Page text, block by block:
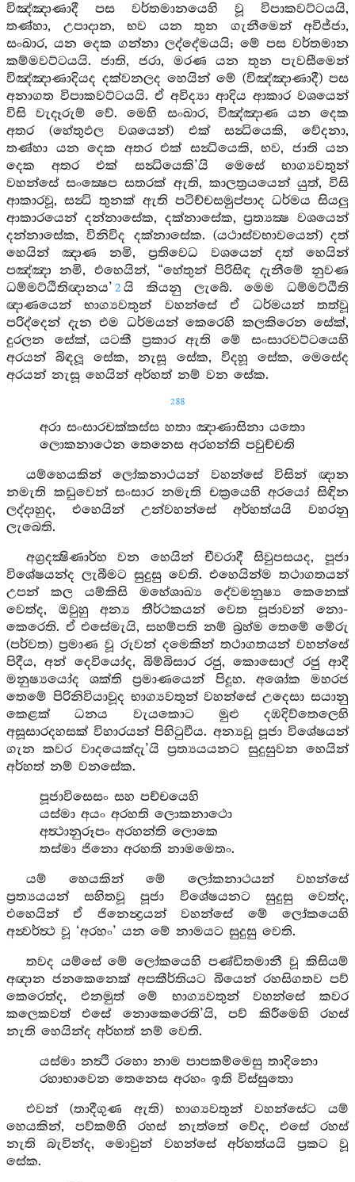
විඤ්ඤාණාදී පස වර්තමානයෙහි වූ විපාකවට්ටයයි,
තණ්හා, උපාදාන, භව යන තුන ගැනීමෙන් අවිජ්ජා,
සංඛාර, යන දෙක ගන්නා ලද්දේමයයි; මේ පස වර්තමාන
කම්මවට්ටයයි. ජාති, ජරා, මරණ යන තුන පැවසීමෙන්
විඤ්ඤාණාදියද දක්වනලද හෙයින් මේ (විඤ්ඤාණාදී) පස
අනාගත විපාකවට්ටයයි. ඒ අවිද්‍යා ආදිය ආකාර වශයෙන්
විසි වැදෑරුම් වේ. මෙහි සංඛාර, විඤ්ඤාණ යන දෙක
අතර (හේතුඵල වශයෙන්) එක් සන්‍ධියෙකි, වේදනා,
තණ්හා යන දෙක අතර එක් සන්‍ධියෙකි, භව, ජාති යන
දෙක අතර එක් සන්‍ධියෙකි’යි මෙසේ භාග්‍යවතුන්
වහන්සේ සංක්‍ෂෙප සතරක් ඇති, කාලත්‍රයයෙන් යුත්, විසි
ආකාරවූ, සන්‍ධි තුනක් ඇති පටිච්චසමුප්පාද ධර්මය සියලු
ආකාරයෙන් දන්නාසේක, දක්නාසේක, ප්‍රත්‍යක්‍ෂ වශයෙන්
දන්නාසේක, විනිවිද දක්නාසේක. (යථාස්වභාවයෙන්) දත්
හෙයින් ඤාණ නමි, ප්‍රතිවෙධ වශයෙන් දත් හෙයින්
පඤ්ඤා නමි, එහෙයින්, “හේතුන් පිරිසිඳ දැනීමේ නුවණ
ධම්මට්ඨිතිඥානය’ 2 යි කියනු ලැබේ. මෙම ධම්මට්ඨිති
ඥාණයෙන් භාග්‍යවතුන් වහන්සේ ඒ ධර්මයන් තත්වූ
පරිද්දෙන් දැන එම ධර්මයන් කෙරෙහි කලකිරෙන සේක්,
දුරලන සේක්, යටකී ප්‍රකාර ඇති මේ සංසාරවට්ටයෙහි
අරයන් බිඳලූ සේක, නැසූ සේක, විදහූ සේක, මෙසේද
අරයන් නැසූ හෙයින් අර්හත් නම් වන සේක.
288
අරා සංසාරචක්කස්ස හතා ඤාණාසිනා යතො
ලොකනාථෙන තෙනෙස අරහන්ති පවුච්චති
යම්හෙයකින් ලෝකනාථයන් වහන්සේ විසින් ඥාන
නමැති කඩුවෙන් සංසාර නමැති චක්‍රයෙහි අරයෝ සිඳින
ලද්දාහුද, එහෙයින් උන්වහන්සේ අර්හත්යයි වහරනු
ලැබෙති.
අග්‍රදක්‍ෂිණාර්හ වන හෙයින් චීවරාදී සිවුපසයද, පූජා
විශේෂයන්ද ලැබීමට සුදුසු වෙති. එහෙයින්ම තථාගතයන්
උපන් කල යම්කිසි මහේශාඛ්‍ය දේවමනුෂ්‍ය කෙනෙක්
වෙත්ද, ඔවුහු අන්‍ය තීර්ථකයන් වෙත පූජාවන් නො-
කෙරෙති. ඒ එසේමැයි, සහම්පති නම් බ්‍රහ්ම තෙමේ මේරු
(පර්වත) ප්‍රමාණ වූ රුවන් දමෙකින් තථාගතයන් වහන්සේ
පිදීය, අන් දෙවියෝද, බිම්බිසාර රජු, කොසොල් රජු ආදී
මනුෂ්‍යයෝද ශක්ති ප්‍රමාණයෙන් පිදූහ. අශෝක මහරජ
තෙමේ පිරිනිවියාවූද භාග්‍යවතුන් වහන්සේ උදෙසා සයානු
කෙළක් ධනය වැයකොට මුළු දඹදිව්තෙලෙහි
අසූසාරදහසක් විහාරයන් පිහිටුවීය. අන්‍යවූ පූජා විශේෂයන්
ගැන කවර වාදයෙක්දැ’යි ප්‍රත්‍යයයනට සුදුසුවන හෙයින්
අර්හත් නම් වනසේක.
පූජාවිසෙසං සහ පච්චයෙහි
යස්මා අයං අරහති ලොකනාථො
අත්‍ථානුරූපං අරහන්ති ලොකෙ
තස්මා ජිනො අරහති නාමමෙතං.
යම් හෙයකින් මේ ලෝකනාථයන් වහන්සේ
ප්‍රත්‍යයයන් සහිතවූ පූජා විශේෂයනට සුදුසු වෙත්ද,
එහෙයින් ඒ ජිනෙන්‍ද්‍රයන් වහන්සේ මේ ලෝකයෙහි
අන්‍වර්ත්‍ථ වූ ‘අරහං’ යන මේ නාමයට සුදුසු වෙති.
තවද යම්සේ මේ ලෝකයෙහි පණ්ඩිතමානී වූ කිසියම්
අඥාන ජනකෙනෙක් අපකීර්තියට බියෙන් රහසිගතව පව්
කෙරෙත්ද, එනමුත් මේ භාග්‍යවතුන් වහන්සේ කවර
කලෙකවත් එසේ නොකෙරෙති’යි, පව් කිරීමෙහි රහස්
නැති හෙයින්ද අර්හත් නම් වෙති.
යස්මා නත්‍ථි රහො නාම පාපකම්මෙසු තාදිනො
රහාභාවෙන තෙනෙස අරහං ඉති විස්සුතො
එවන් (තාදීගුණ ඇති) භාග්‍යවතුන් වහන්සේට යම්
හෙයකින්, පව්කම්හි රහස් නැත්තේ වේද, එසේ රහස්
නැති බැවින්ද, මොවුන් වහන්සේ අර්හත්යයි ප්‍රකට වූ
සේක.